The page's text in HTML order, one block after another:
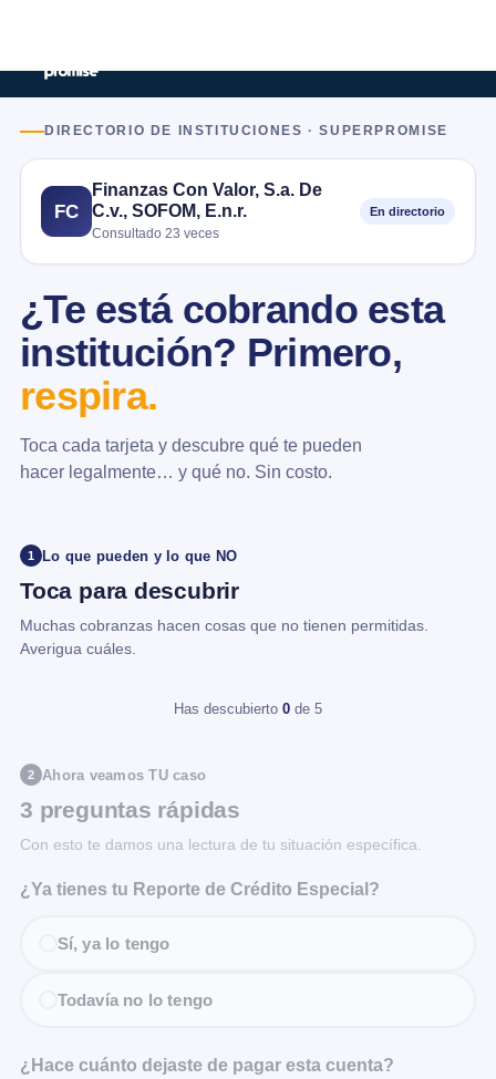
DIRECTORIO DE INSTITUCIONES · SUPERPROMISE
FC
Finanzas Con Valor, S.a. De
C.v., SOFOM, E.n.r.
Consultado 23 veces
En directorio
¿Te está cobrando esta
institución? Primero,
respira.
Toca cada tarjeta y descubre qué te pueden
hacer legalmente… y qué no. Sin costo.
1 Lo que pueden y lo que NO
Toca para descubrir
Muchas cobranzas hacen cosas que no tienen permitidas.
Averigua cuáles.
Has descubierto 0 de 5
2 Ahora veamos TU caso
3 preguntas rápidas
Con esto te damos una lectura de tu situación específica.
¿Ya tienes tu Reporte de Crédito Especial?
Sí, ya lo tengo
Todavía no lo tengo
¿Hace cuánto dejaste de pagar esta cuenta?